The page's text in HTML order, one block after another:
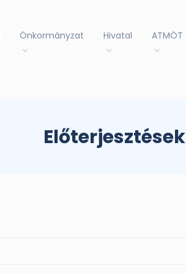
Önkormányzat Hivatal ATMÖT
Előterjesztések